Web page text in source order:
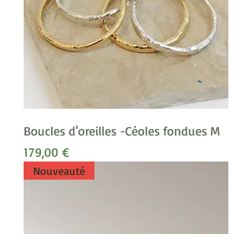
Boucles d'oreilles -Céoles fondues M
Prix
179,00 €
Nouveauté